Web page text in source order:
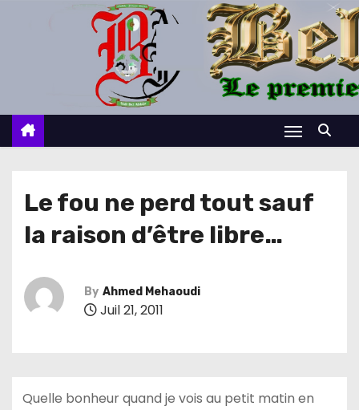
c
Le fou ne perd tout sauf
la raison d’être libre…
By Ahmed Mehaoudi
Juil 21, 2011
Quelle bonheur quand je vois au petit matin en